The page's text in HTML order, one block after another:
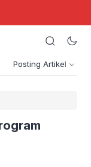
Posting Artikel